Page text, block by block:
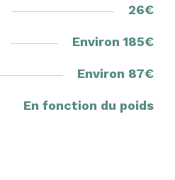
26€
Environ 185€
Environ 87€
En fonction du poids